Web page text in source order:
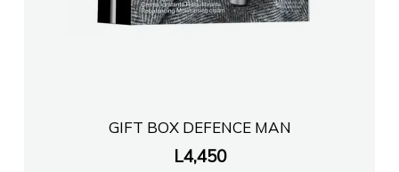
GIFT BOX DEFENCE MAN
L4,450